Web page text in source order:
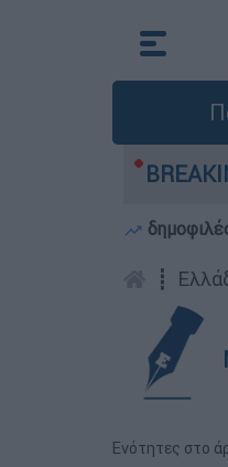
8 ημερών -
┋
Ενότητες στο